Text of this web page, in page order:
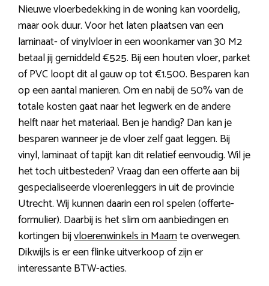
Nieuwe vloerbedekking in de woning kan voordelig,
maar ook duur. Voor het laten plaatsen van een
laminaat- of vinylvloer in een woonkamer van 30 M2
betaal jij gemiddeld €525. Bij een houten vloer, parket
of PVC loopt dit al gauw op tot €1.500. Besparen kan
op een aantal manieren. Om en nabij de 50% van de
totale kosten gaat naar het legwerk en de andere
helft naar het materiaal. Ben je handig? Dan kan je
besparen wanneer je de vloer zelf gaat leggen. Bij
vinyl, laminaat of tapijt kan dit relatief eenvoudig. Wil je
het toch uitbesteden? Vraag dan een offerte aan bij
gespecialiseerde vloerenleggers in uit de provincie
Utrecht. Wij kunnen daarin een rol spelen (offerte-
formulier). Daarbij is het slim om aanbiedingen en
kortingen bijvloerenwinkels in Maarnte overwegen.
Dikwijls is er een flinke uitverkoop of zijn er
interessante BTW-acties.